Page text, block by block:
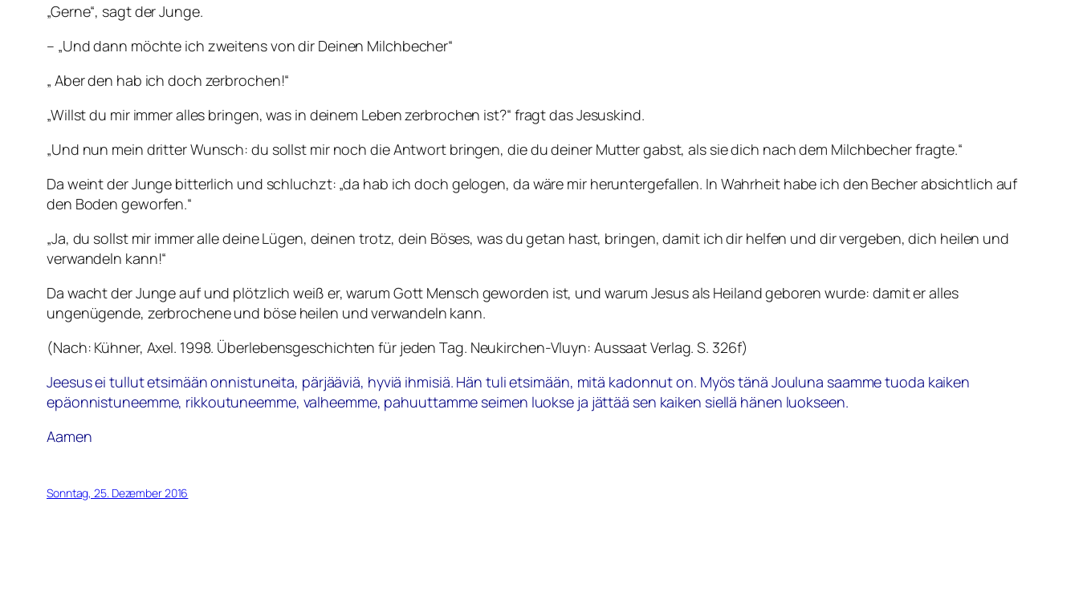
„Gerne“, sagt der Junge.
– „Und dann möchte ich zweitens von dir Deinen Milchbecher“
„ Aber den hab ich doch zerbrochen!“
„Willst du mir immer alles bringen, was in deinem Leben zerbrochen ist?“ fragt das Jesuskind.
„Und nun mein dritter Wunsch: du sollst mir noch die Antwort bringen, die du deiner Mutter gabst, als sie dich nach dem Milchbecher fragte.“
Da weint der Junge bitterlich und schluchzt: „da hab ich doch gelogen, da wäre mir heruntergefallen. In Wahrheit habe ich den Becher absichtlich auf
den Boden geworfen.“
„Ja, du sollst mir immer alle deine Lügen, deinen trotz, dein Böses, was du getan hast, bringen, damit ich dir helfen und dir vergeben, dich heilen und
verwandeln kann!“
Da wacht der Junge auf und plötzlich weiß er, warum Gott Mensch geworden ist, und warum Jesus als Heiland geboren wurde: damit er alles
ungenügende, zerbrochene und böse heilen und verwandeln kann.
(Nach: Kühner, Axel. 1998. Überlebensgeschichten für jeden Tag. Neukirchen-Vluyn: Aussaat Verlag. S. 326f)
Jeesus ei tullut etsimään onnistuneita, pärjääviä, hyviä ihmisiä. Hän tuli etsimään, mitä kadonnut on. Myös tänä Jouluna saamme tuoda kaiken
epäonnistuneemme, rikkoutuneemme, valheemme, pahuuttamme seimen luokse ja jättää sen kaiken siellä hänen luokseen.
Aamen
Sonntag, 25. Dezember 2016